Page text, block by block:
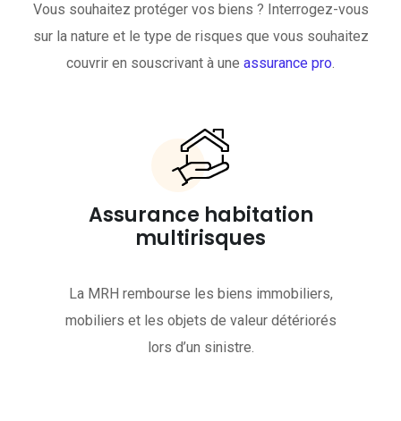
Vous souhaitez protéger vos biens ? Interrogez-vous
sur la nature et le type de risques que vous souhaitez
couvrir en souscrivant à une assurance pro.
Assurance habitation
multirisques
La MRH rembourse les biens immobiliers,
mobiliers et les objets de valeur détériorés
lors d’un sinistre.